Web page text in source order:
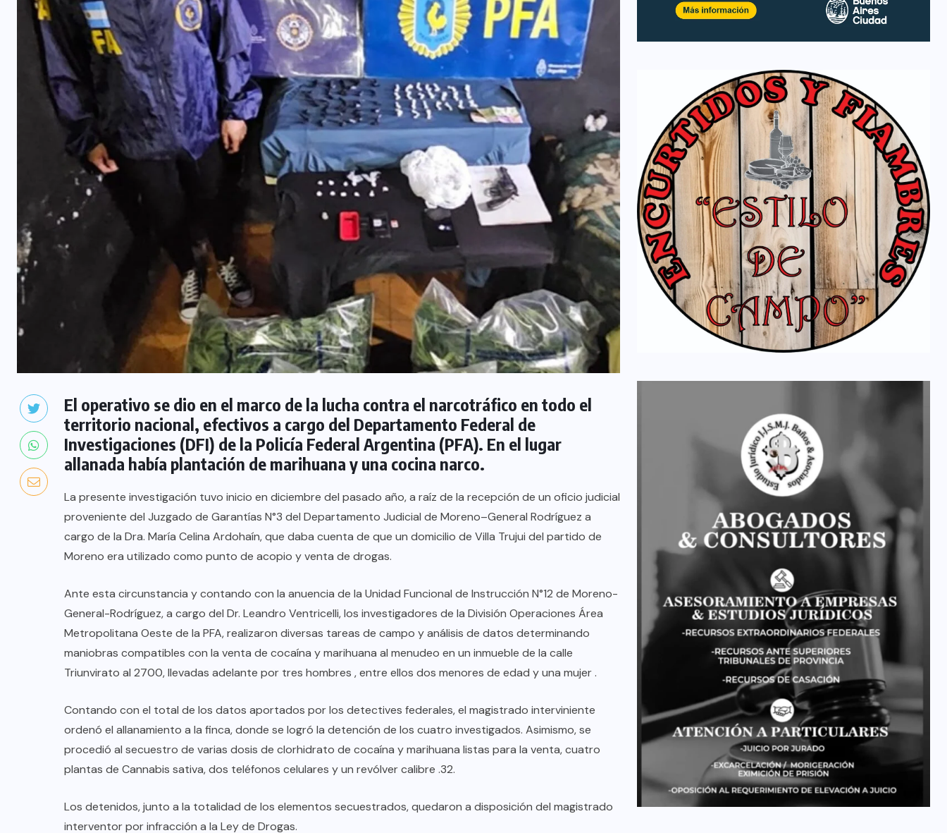
El operativo se dio en el marco de la lucha contra el narcotráfico en todo el
territorio nacional, efectivos a cargo del Departamento Federal de
Investigaciones (DFI) de la Policía Federal Argentina (PFA). En el lugar
allanada había plantación de marihuana y una cocina narco.
La presente investigación tuvo inicio en diciembre del pasado año, a raíz de la recepción de un oficio judicial
proveniente del Juzgado de Garantías N°3 del Departamento Judicial de Moreno–General Rodríguez a
cargo de la Dra. María Celina Ardohaín, que daba cuenta de que un domicilio de Villa Trujui del partido de
Moreno era utilizado como punto de acopio y venta de drogas.
Ante esta circunstancia y contando con la anuencia de la Unidad Funcional de Instrucción N°12 de Moreno-
General-Rodríguez, a cargo del Dr. Leandro Ventricelli, los investigadores de la División Operaciones Área
Metropolitana Oeste de la PFA, realizaron diversas tareas de campo y análisis de datos determinando
maniobras compatibles con la venta de cocaína y marihuana al menudeo en un inmueble de la calle
Triunvirato al 2700, llevadas adelante por tres hombres , entre ellos dos menores de edad y una mujer .
Contando con el total de los datos aportados por los detectives federales, el magistrado interviniente
ordenó el allanamiento a la finca, donde se logró la detención de los cuatro investigados. Asimismo, se
procedió al secuestro de varias dosis de clorhidrato de cocaína y marihuana listas para la venta, cuatro
plantas de Cannabis sativa, dos teléfonos celulares y un revólver calibre .32.
Los detenidos, junto a la totalidad de los elementos secuestrados, quedaron a disposición del magistrado
interventor por infracción a la Ley de Drogas.